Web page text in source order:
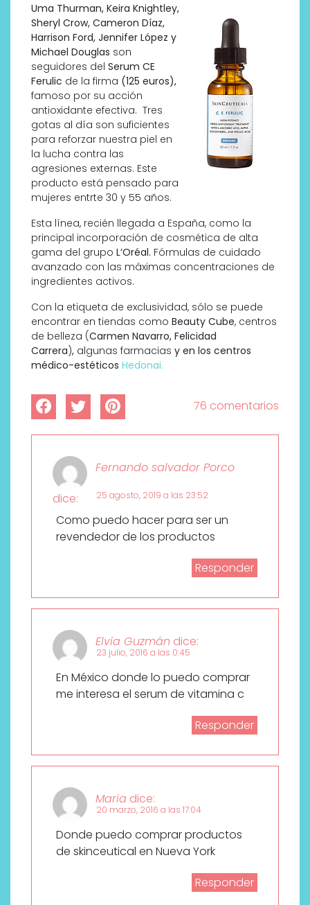
Uma Thurman, Keira Knightley,
Sheryl Crow, Cameron Díaz,
Harrison Ford, Jennifer López y
Michael Douglas son
seguidores del Serum CE
Ferulic de la firma (125 euros),
famoso por su acción
antioxidante efectiva. Tres
gotas al día son suficientes
para reforzar nuestra piel en
la lucha contra las
agresiones externas. Este
producto está pensado para
mujeres entrte 30 y 55 años.
Esta línea, recién llegada a España, como la
principal incorporación de cosmética de alta
gama del grupo L’Oréal. Fórmulas de cuidado
avanzado con las máximas concentraciones de
ingredientes activos.
Con la etiqueta de exclusividad, sólo se puede
encontrar en tiendas como Beauty Cube, centros
de belleza (Carmen Navarro, Felicidad
Carrera), algunas farmacias y en los centros
médico-estéticos Hedonai.
76 comentarios
Fernando salvador Porco
dice:
25 agosto, 2019 a las 23:52
Como puedo hacer para ser un
revendedor de los productos
Responder
Elvia Guzmán dice:
23 julio, 2016 a las 0:45
En México donde lo puedo comprar
me interesa el serum de vitamina c
Responder
Maria dice:
20 marzo, 2016 a las 17:04
Donde puedo comprar productos
de skinceutical en Nueva York
Responder